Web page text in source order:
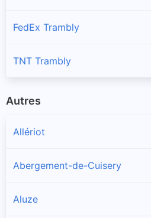
FedEx Trambly
TNT Trambly
Autres
Allériot
Abergement-de-Cuisery
Aluze